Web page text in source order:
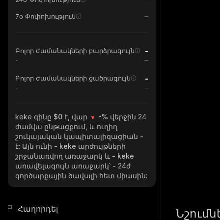
7օ Փոփոխություն
Բոլոր ժամանակների բարձրագույն -
-
Բոլոր ժամանակների ցածրագույն -
-
keke գինը $0 է, վար -% վերջին 24
ժամվա ընթացքում, և ուղիղ
շուկայական կապիտալիզացիան -
է: Այն ունի - keke արժույթների
շրջանառվող առաջարկ և - keke
առավելագույն առաջարկ՝ - 24ժ
գործարքային ծավալի հետ միասին:
Հաղորդել